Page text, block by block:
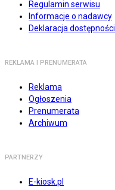
Regulamin serwisu
Informacje o nadawcy
Deklaracja dostępności
REKLAMA I PRENUMERATA
Reklama
Ogłoszenia
Prenumerata
Archiwum
PARTNERZY
E-kiosk.pl